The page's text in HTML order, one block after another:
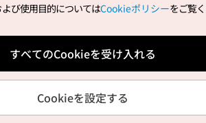
Organization All Rights
公式メール
び使用目的についてはCookieポリシーをご覧
すべてのCookieを受け入れる
Cookieを設定する